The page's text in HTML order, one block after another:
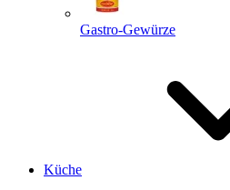
Gastro-Gewürze
Küche